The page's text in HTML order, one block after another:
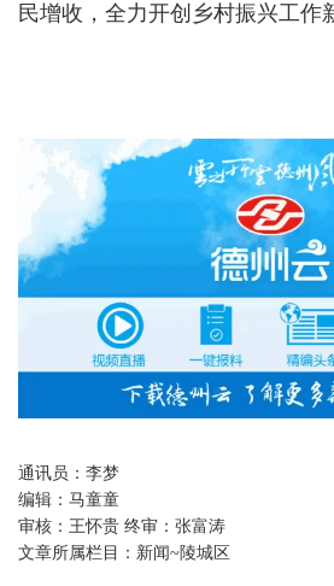
民增收，全力开创乡村振兴工作
通讯员：李梦
编辑： 马童童
审核： 王怀贵 终审：张富涛
文章所属栏目： 新闻~陵城区